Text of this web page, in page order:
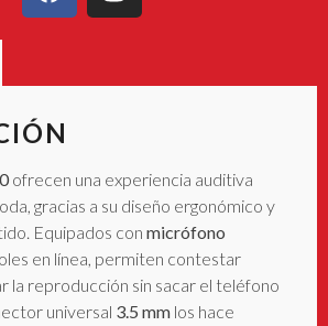
ofrecen una experiencia auditiva
gracias a su diseño ergonómico y
Equipados con micrófono
en línea, permiten contestar
la reproducción sin sacar el teléfono
universal 3.5 mm los hace